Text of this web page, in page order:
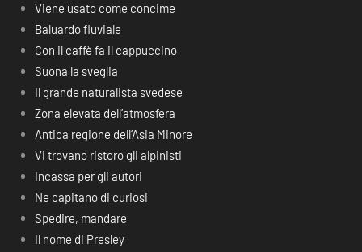
Viene usato come concime
Baluardo fluviale
Con il caffè fa il cappuccino
Suona la sveglia
Il grande naturalista svedese
Zona elevata dell’atmosfera
Antica regione dell’Asia Minore
Vi trovano ristoro gli alpinisti
Incassa per gli autori
Ne capitano di curiosi
Spedire, mandare
Il nome di Presley